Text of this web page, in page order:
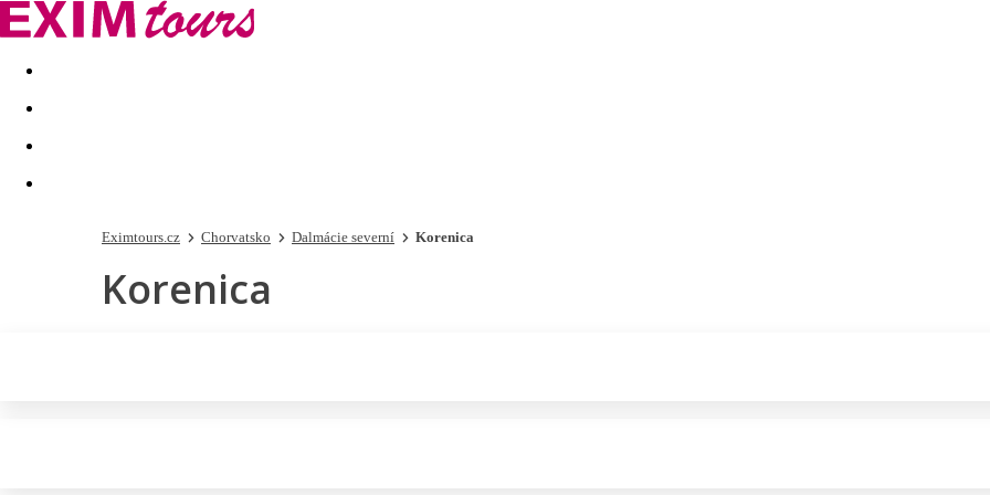
Akční nabídky Last minute
Eximtours.cz Chorvatsko Dalmácie severní Korenica
Korenica